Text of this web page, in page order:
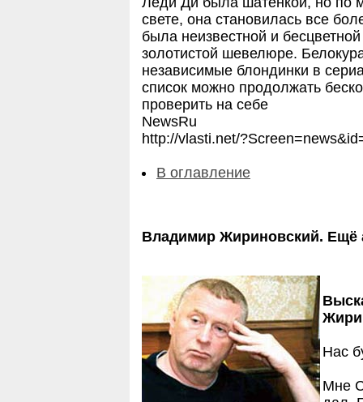
свете, она становилась все
была неизвестной и
золотистой шевелюре.
независимые блондинки в
список можно продолжать
проверить на себе
NewsRu
http://vlasti.net/
В оглавление
Владимир Жириновский. Ещё
Нас
Мне